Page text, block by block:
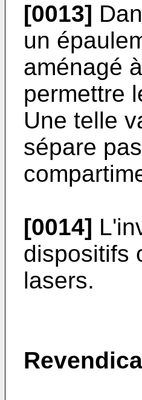
[0013]
un
aménagé
permettre
Une telle
sépare
[0014]
dispositifs
lasers.